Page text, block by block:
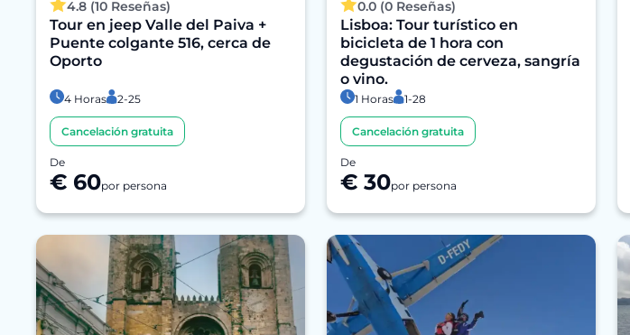
4.8 (10 Reseñas)
Tour en jeep Valle del Paiva +
Puente colgante 516, cerca de
Oporto
4 Horas 2-25
Cancelación gratuita
De
€ 60por persona
0.0 (0 Reseñas)
Lisboa: Tour turístico en
bicicleta de 1 hora con
degustación de cerveza, sangría
o vino.
1 Horas 1-28
Cancelación gratuita
De
€ 30por persona